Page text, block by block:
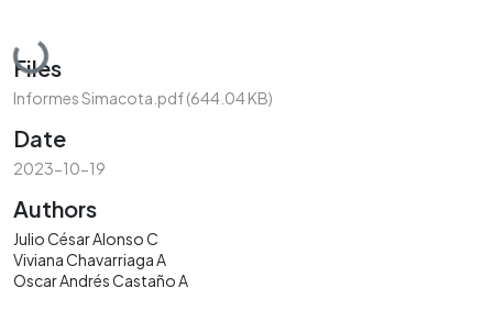
Loading...
Files
Informes Simacota.pdf(644.04 KB)
Date
2023-10-19
Authors
Julio César Alonso C
Viviana Chavarriaga A
Oscar Andrés Castaño A